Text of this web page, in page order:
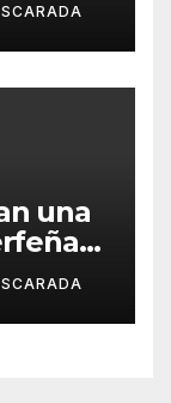
una
el